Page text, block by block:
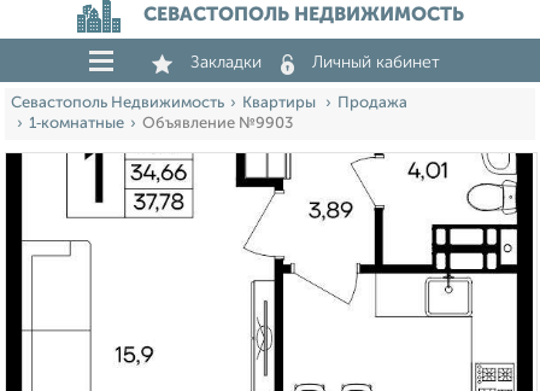
СЕВАСТОПОЛЬ НЕДВИЖИМОСТЬ
Закладки Личный кабинет
Севастополь Недвижимость Квартиры
Продажа
1‑комнатные
Объявление №9903